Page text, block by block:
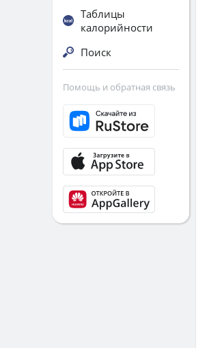
Таблицы
калорийности
Поиск
Помощь и обратная связь